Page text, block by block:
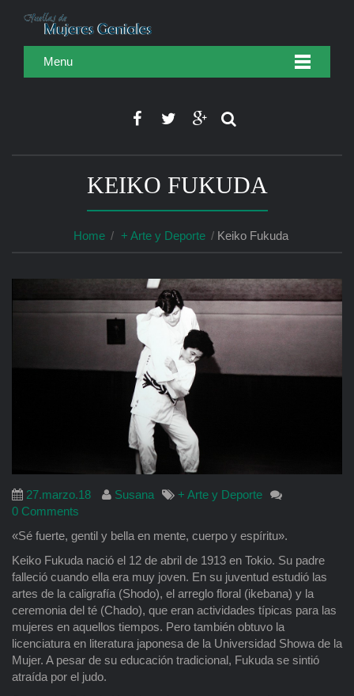
Menu
KEIKO FUKUDA
Home + Arte y Deporte Keiko Fukuda
27.marzo.18 Susana
+ Arte y Deporte
0 Comments
«Sé fuerte, gentil y bella en mente, cuerpo y espíritu».
Keiko Fukuda nació el 12 de abril de 1913 en Tokio. Su padre
falleció cuando ella era muy joven. En su juventud estudió las
artes de la caligrafía (Shodo), el arreglo floral (ikebana) y la
ceremonia del té (Chado), que eran actividades típicas para las
mujeres en aquellos tiempos. Pero también obtuvo la
licenciatura en literatura japonesa de la Universidad Showa de la
Mujer. A pesar de su educación tradicional, Fukuda se sintió
atraída por el judo.